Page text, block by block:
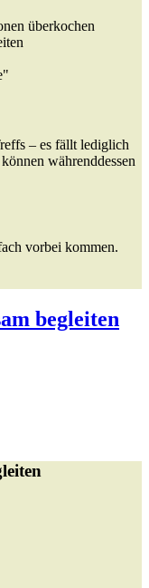
überkochen
– es fällt lediglich
währenddessen
vorbei kommen.
begleiten